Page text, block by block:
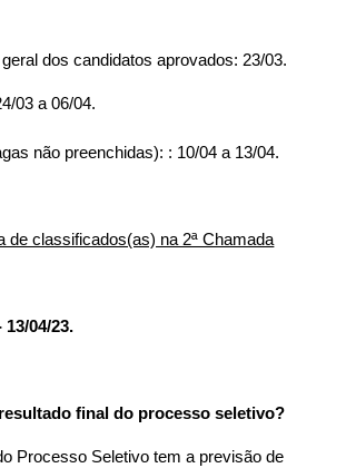
dos candidatos aprovados: 23/03.
03 a 06/04.
não preenchidas): : 10/04 a 13/04.
de classificados(as) na 2ª Chamada
04/23.
final do processo seletivo?
Processo Seletivo tem a previsão de